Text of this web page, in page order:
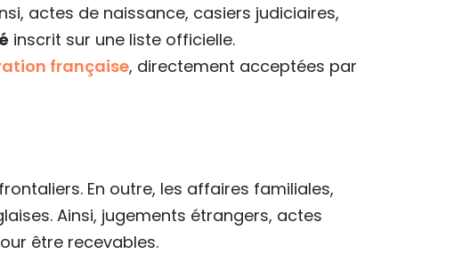
actes de naissance, casiers judiciaires,
inscrit sur une liste officielle.
française, directement acceptées par
En outre, les affaires familiales,
Ainsi, jugements étrangers, actes
être recevables.